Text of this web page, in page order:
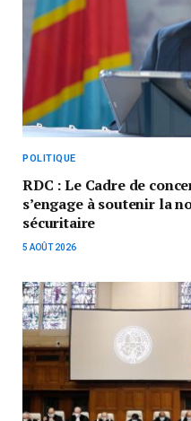
POLITIQUE
RDC : Le Cadre de
s’engage à soutenir la
sécuritaire
5 AOÛT 2026